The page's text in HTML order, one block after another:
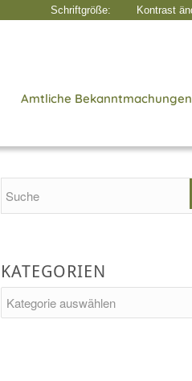
Amtliche Bekanntmachungen
KATEGORIEN